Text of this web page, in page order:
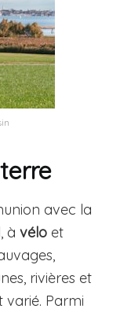
avec la
à vélo et
rivières et
Parmi